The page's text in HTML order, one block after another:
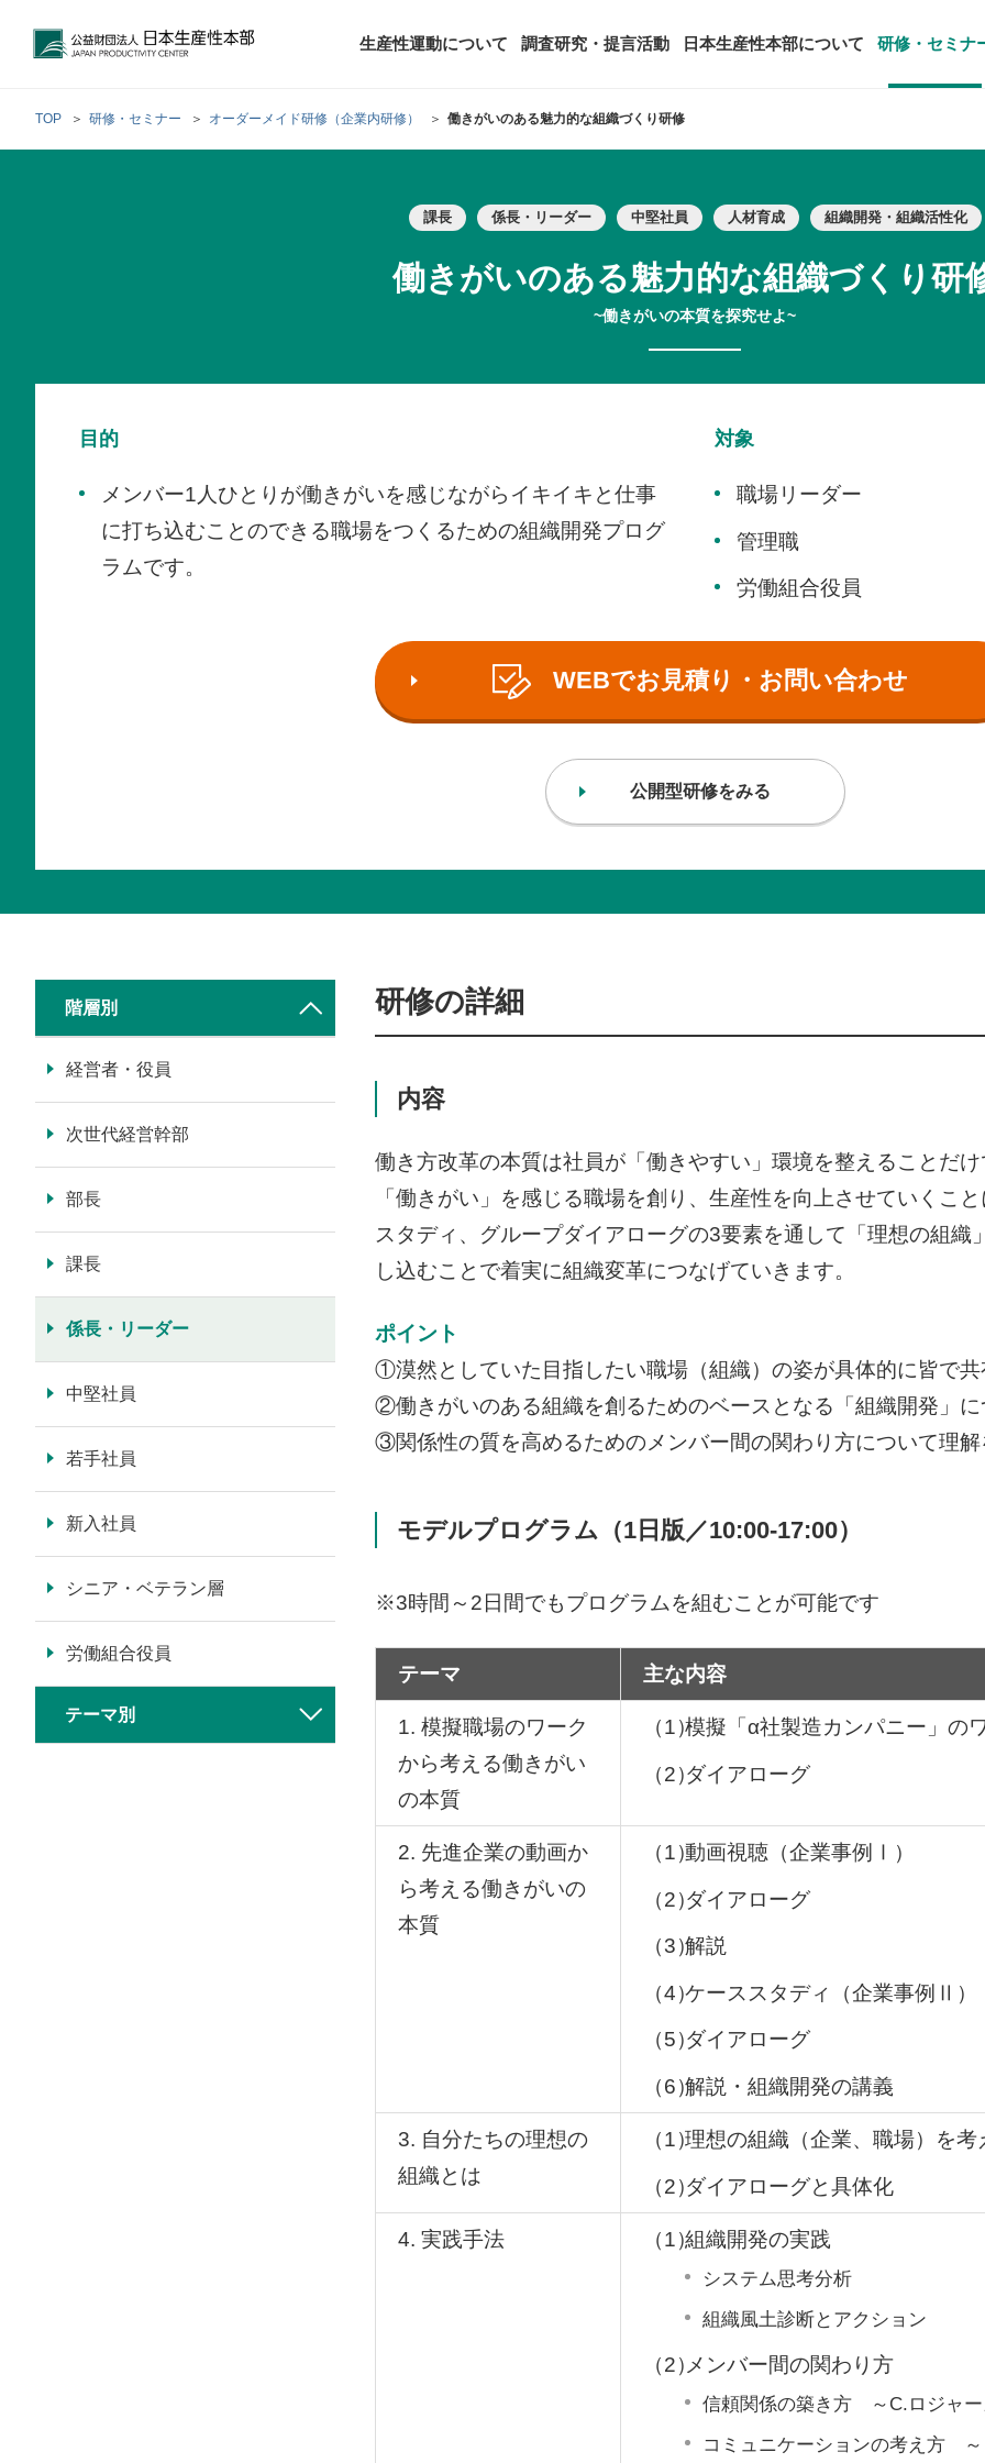
公益財団法人日本生産性本部
生産性運動について 調査研究・提言活動 日本生産性本部について 研修・セミナ
生産性とは
生産性運動とは
生産性シンポジウム
国際連携・国際交流活動
活動組織
最新の調査研究・提言活動
生産性に関する研究
働く人のメンタルヘルスに関する調査
顧客満足度調査（JCSI）
レジャー白書
雇用・賃金に関する調査研究・提
評議員・理事・監事一覧
定款および業務・財務に関する資料
日本生産性本部とは
アクセス
全国の生産性機関
階層別研修
テーマ別研修
アーカイブ研修・セミナー
オーダーメイド研修（企業内研
参加者の声
経営コンサルティング
お客さまの声
コンサルタント紹介
TOP 研修・セミナー オーダーメイド研修（企業内研修） 働きがいのある魅力的な組織づくり研修
課長 係長・リーダー 中堅社員 人材育成 組織開発・組織活性化
働きがいのある魅力的な組織づくり研
~働きがいの本質を探究せよ~
目的
メンバー1人ひとりが働きがいを感じながらイキイキと仕事
に打ち込むことのできる職場をつくるための組織開発プログ
ラムです。
対象
職場リーダー
管理職
労働組合役員
WEBでお見積り・お問い合わせ
公開型研修をみる
研修の詳細
内容
働き方改革の本質は社員が「働きやすい」環境を整えることだ
「働きがい」を感じる職場を創り、生産性を向上させていくこ
スタディ、グループダイアローグの3要素を通して「理想の組
し込むことで着実に組織変革につなげていきます。
ポイント
①漠然としていた目指したい職場（組織）の姿が具体的に皆で
②働きがいのある組織を創るためのベースとなる「組織開発」
③関係性の質を高めるためのメンバー間の関わり方について理
モデルプログラム（1日版／10:00-17:00）
※3時間～2日間でもプログラムを組むことが可能です
テーマ 主な内容
1. 模擬職場のワーク
から考える働きがい
の本質
（1）模擬「α社製造カンパニー」の
（2）ダイアローグ
2. 先進企業の動画か
ら考える働きがいの
本質
（1）動画視聴（企業事例Ⅰ）
（2）ダイアローグ
（3）解説
（4）ケーススタディ（企業事例Ⅱ）
（5）ダイアローグ
（6）解説・組織開発の講義
3. 自分たちの理想の
組織とは
（1）理想の組織（企業、職場）を考
（2）ダイアローグと具体化
4. 実践手法 （1）組織開発の実践
システム思考分析
組織風土診断とアクション
（2）メンバー間の関わり方
信頼関係の築き方 ～C.ロジャー
コミュニケーションの考え方
階層別
経営者・役員
次世代経営幹部
部長
課長
係長・リーダー
中堅社員
若手社員
新入社員
シニア・ベテラン層
労働組合役員
テーマ別